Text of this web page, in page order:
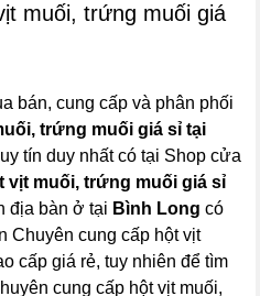
muối, trứng muối giá
bán, cung cấp và phân phối
trứng muối giá sỉ tại
tín duy nhất có tại Shop cửa
vịt muối, trứng muối giá sỉ
địa bàn ở tại Bình Long có
Chuyên cung cấp hột vịt
cấp giá rẻ, tuy nhiên để tìm
cung cấp hột vịt muối,